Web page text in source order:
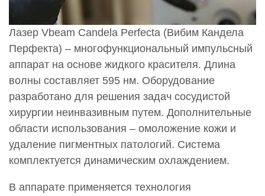
0001821
Лазерная коагуляция Вибим (Vbeam) От 101 до 200
импульсов (за 1 импульс)
0001822
Лазерная коагуляция Вибим (Vbeam) От 201 до 500
импульсов (за 1 импульс)
0001823
Лазерная коагуляция Вибим (Vbeam) Свыше 500
75 руб.
Лазер Vbeam Candela Perfecta (Вибим Кандела
Перфекта) – многофункциональный импульсный
аппарат на основе жидкого красителя. Длина
волны составляет 595 нм. Оборудование
разработано для решения задач сосудистой
хирургии неинвазивным путем. Дополнительные
области использования – омоложение кожи и
удаление пигментных патологий. Система
комплектуется динамическим охлаждением.
В аппарате применяется технология